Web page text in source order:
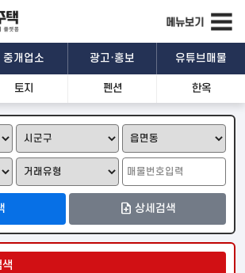
중개업소 광고·홍보 유튜브매물
토지 펜션 한옥
상세검색
카톡공유